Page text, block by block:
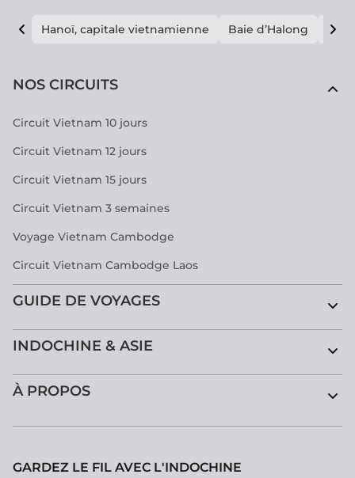
Hanoï, capitale vietnamienne Baie d’Halong E
NOS CIRCUITS
Circuit Vietnam 10 jours
Circuit Vietnam 12 jours
Circuit Vietnam 15 jours
Circuit Vietnam 3 semaines
Voyage Vietnam Cambodge
Circuit Vietnam Cambodge Laos
GUIDE DE VOYAGES
INDOCHINE & ASIE
À PROPOS
GARDEZ LE FIL AVEC L'INDOCHINE